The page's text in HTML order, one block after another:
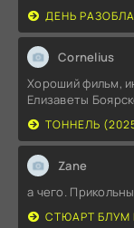
ДЕНЬ
Cornelius
Хороший фильм,
Елизаветы
ТОННЕЛЬ
Zane
а чего.
СТЮАРТ БЛУМ